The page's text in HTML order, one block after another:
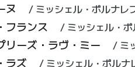
ヌ ミッシェル・ポルナレ
フランス ミッシェル・
リーズ・ラヴ・ミー ミ
ラズ ミッシェル・ポルナ